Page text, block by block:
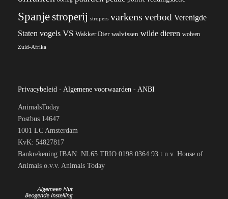
Spanjestroperij stropers varkens verbod Verenigde
Staten vogels VS Wakker Dier walvissen wilde dieren wolven
Zuid-Afrika
Privacybeleid - Algemene voorwaarden - ANBI
AnimalsToday
Postbus 14647
1001 LC Amsterdam
KvK: 54827817
Bankrekening IBAN: NL65 TRIO 0198 0364 93 t.n.v. House of
Animals o.v.v. Animals Today